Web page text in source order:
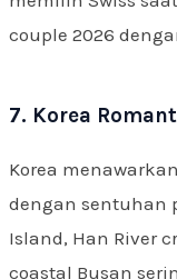
couple 2026
7. Korea
Korea
dengan sentuhan
Island, Han River
coastal Busan